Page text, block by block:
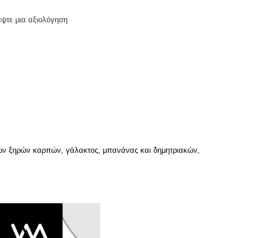
μια αξιολόγηση
ξηρών καρπών, γάλακτος, μπανάνας και δημητριακών,